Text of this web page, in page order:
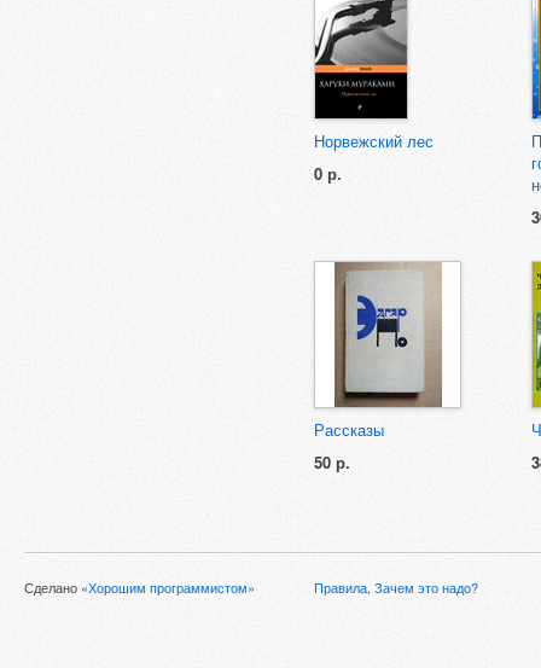
Норвежский лес
0 р.
Рассказы
50 р.
Сделано «Хорошим программистом» Правила, Зачем это надо?